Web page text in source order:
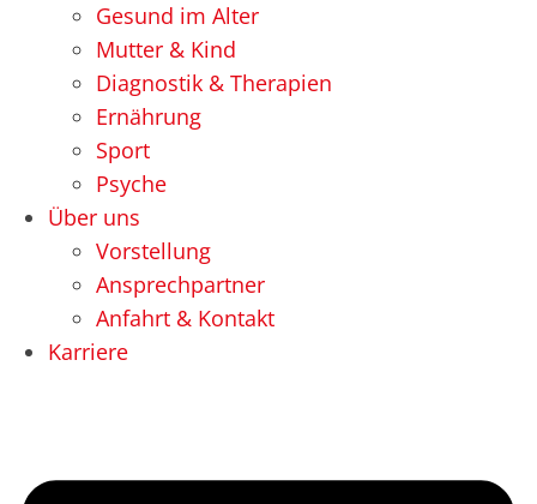
Gesund im Alter
Mutter & Kind
Diagnostik & Therapien
Ernährung
Sport
Psyche
Über uns
Vorstellung
Ansprechpartner
Anfahrt & Kontakt
Karriere